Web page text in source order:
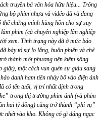
truyền bá văn hóa hữu hiệu... Trông
bộ phim nhựa và vidéo đã và đang
chứng minh hùng hồn cho sự suy
phim (cả chuyên nghiệp lẫn nghiệp
xem. Tình trạng này đã ở mức báo
bày tỏ sự lo lắng, buồn phiền và chê
thành một phương tiện kiếm sống
một cách vun quén sự giàu sang
danh ham tiền nhảy bổ vào điện ảnh
có tên tuổi, vị trí nhất định trong
trong thị trường phim ảnh (và phim
hai tỷ đồng) cũng trở thành “phi vụ”
nhét vào kho. Không có gì đáng ngạc